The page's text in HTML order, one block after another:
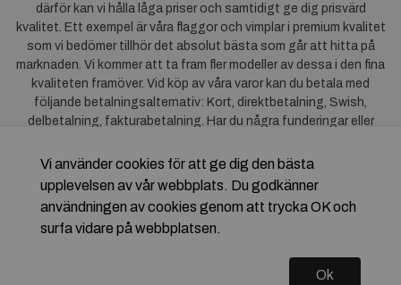
därför kan vi hålla låga priser och samtidigt ge dig prisvärd
kvalitet. Ett exempel är våra flaggor och vimplar i premium kvalitet
som vi bedömer tillhör det absolut bästa som går att hitta på
marknaden. Vi kommer att ta fram fler modeller av dessa i den fina
kvaliteten framöver. Vid köp av våra varor kan du betala med
följande betalningsalternativ: Kort, direktbetalning, Swish,
delbetalning, fakturabetalning. Har du några funderingar eller
dig till oss. För frågor kring Klarna kan duklicka här
Vi använder cookies för att ge dig den bästa
upplevelsen av vår webbplats. Du godkänner
användningen av cookies genom att trycka OK och
surfa vidare på webbplatsen.
Ok